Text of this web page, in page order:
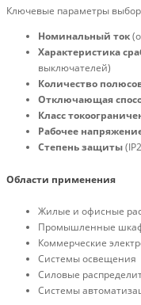
Ключевые параметры
Номинальный ток
Характеристика
выключателей)
Количество
Отключающая
Класс
Рабочее
Степень защиты
Области применения
Жилые и офисные
Промышленные
Коммерческие
Системы освещения
Силовые
Системы